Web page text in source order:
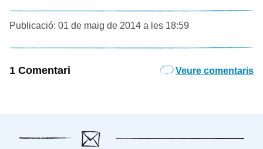
Publicació: 01 de maig de 2014 a les 18:59
1 Comentari Veure comentaris